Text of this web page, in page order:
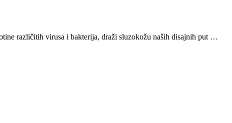
različitih virusa i bakterija, draži sluzokožu naših disajnih put …